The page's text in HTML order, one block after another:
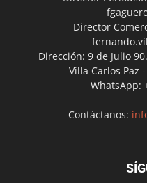
Director
Dirección: 9 de Julio
Villa Carlos Paz
WhatsApp:
Contáctanos: